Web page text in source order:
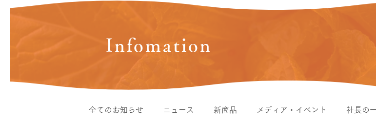
Infomation
全てのお知らせ ニュース 新商品 メディア・イベント 社長の